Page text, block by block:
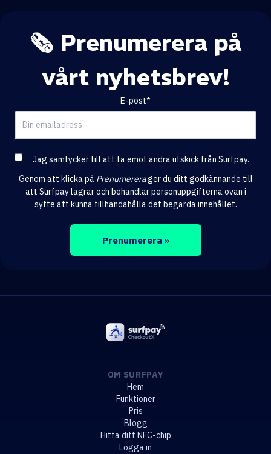
🗞️ Prenumerera på
vårt nyhetsbrev!
E-post*
Jag samtycker till att ta emot andra utskick från Surfpay.
Genom att klicka på Prenumererager du ditt godkännande till
att Surfpay lagrar och behandlar personuppgifterna ovan i
syfte att kunna tillhandahålla det begärda innehållet.
OM SURFPAY
Hem
Funktioner
Pris
Blogg
Hitta ditt NFC-chip
Logga in